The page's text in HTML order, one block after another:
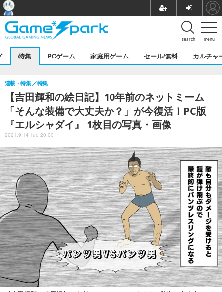
menu
search
特集 PCゲーム 家庭用ゲーム セール/無料 カルチャ
【吉田輝和の絵日記】10年前のネットミーム
「そんな装備で大丈夫か？」が今復活！PC版
『エルシャダイ』 1枚目の写真・画像
連載・特集 特集
2021.9.14 Tue 20:00